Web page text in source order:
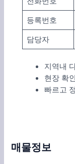
등록번호
담당자
지역내
현장 확
빠르고
매물정보